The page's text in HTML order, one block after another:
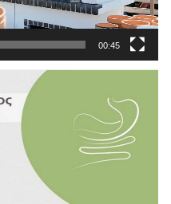
00:45